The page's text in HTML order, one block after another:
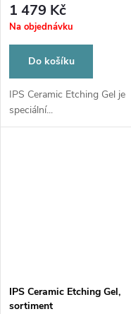
1 479 Kč
Na objednávku
Do košíku
IPS Ceramic Etching Gel je
speciální...
IPS Ceramic Etching Gel,
sortiment